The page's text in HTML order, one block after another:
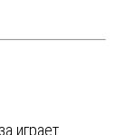
играет